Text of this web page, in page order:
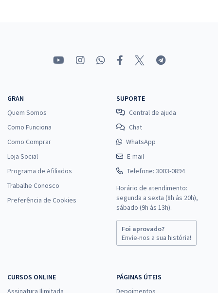
GRAN
Quem Somos
Como Funciona
Como Comprar
Loja Social
Programa de Afiliados
Trabalhe Conosco
Preferência de Cookies
SUPORTE
Central de ajuda
Chat
WhatsApp
E-mail
Telefone: 3003-0894
Horário de atendimento:
segunda a sexta (8h às 20h),
sábado (9h às 13h).
Foi aprovado?
Envie-nos a sua história!
CURSOS ONLINE
Assinatura Ilimitada
PÁGINAS ÚTEIS
Depoimentos